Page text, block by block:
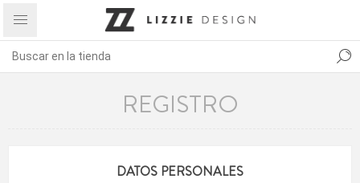
REGISTRO
DATOS PERSONALES